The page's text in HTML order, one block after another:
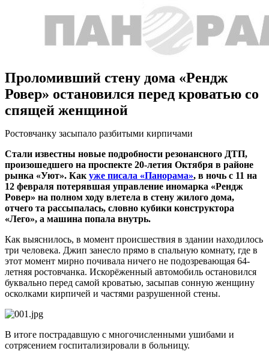
Проломивший стену дома «Рендж
Ровер» остановился перед кроватью со
спящей женщиной
Ростовчанку засыпало разбитыми кирпичами
Стали известны новые подробности резонансного ДТП,
произошедшего на проспекте 20-летия Октября в районе
рынка «Уют». Как уже писала «Панорама», в ночь с 11 на
12 февраля потерявшая управление иномарка «Рендж
Ровер» на полном ходу влетела в стену жилого дома,
отчего та рассыпалась, словно кубики конструктора
«Лего», а машина попала внутрь.
Как выяснилось, в момент происшествия в здании находилось
три человека. Джип занесло прямо в спальную комнату, где в
этот момент мирно почивала ничего не подозревающая 64-
летняя ростовчанка. Искорёженный автомобиль остановился
буквально перед самой кроватью, засыпав сонную женщину
осколками кирпичей и частями разрушенной стены.
В итоге пострадавшую с многочисленными ушибами и
сотрясением госпитализировали в больницу.